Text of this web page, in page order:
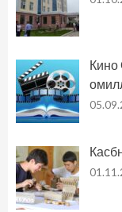
Кино